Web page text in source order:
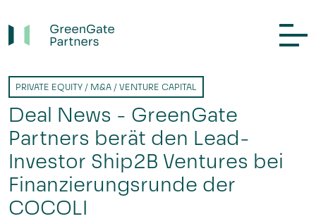
PRIVATE EQUITY / M&A / VENTURE CAPITAL
Deal News - GreenGate
Partners berät den Lead-
Investor Ship2B Ventures bei
Finanzierungsrunde der
COCOLI